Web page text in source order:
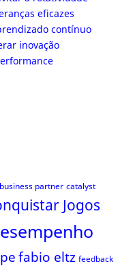
eficazes
contínuo
inovação
business partner catalyst
Jogos
fabio eltz feedback